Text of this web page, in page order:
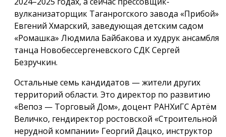
вулканизаторщик Таганрогского завода «Прибой»
Евгений Хмарский, заведующая детским садом
«Ромашка» Людмила Байбакова и худрук ансамбля
танца Новобессергеневского СДК Сергей
Безручкин.
Остальные семь кандидатов — жители других
территорий области. Это директор по развитию
«Вепоз — Торговый Дом», доцент РАНХиГС Артём
Величко, гендиректор ростовской «Строительной
нерудной компании» Георгий Дацко, инструктор